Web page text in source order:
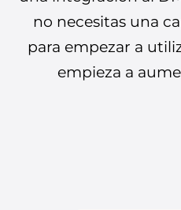
no necesitas una
para empezar a
empieza a